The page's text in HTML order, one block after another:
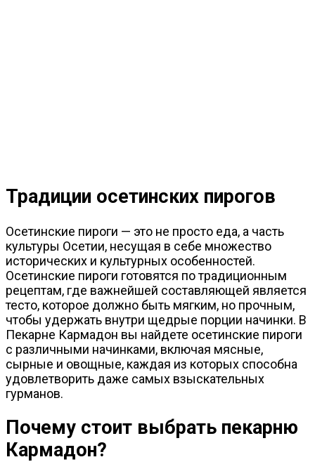
Традиции осетинских пирогов
Осетинские пироги — это не просто еда, а часть
культуры Осетии, несущая в себе множество
исторических и культурных особенностей.
Осетинские пироги готовятся по традиционным
рецептам, где важнейшей составляющей является
тесто, которое должно быть мягким, но прочным,
чтобы удержать внутри щедрые порции начинки. В
Пекарне Кармадон вы найдете осетинские пироги
с различными начинками, включая мясные,
сырные и овощные, каждая из которых способна
удовлетворить даже самых взыскательных
гурманов.
Почему стоит выбрать пекарню
Кармадон?